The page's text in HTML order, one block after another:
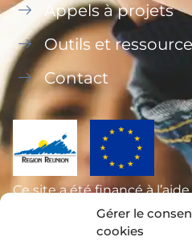
Gérer le
cookies
Appels à projets
Outils et
Contact
Ce site a été financé à
dans le cadre de la
à la pandémie COVID-19,